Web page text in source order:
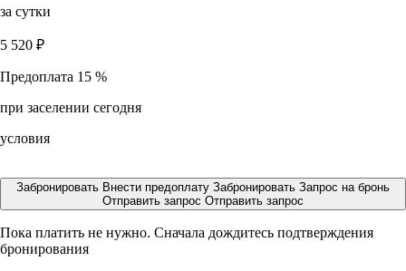
за сутки
5 520 ₽
Предоплата 15 %
при заселении сегодня
условия
Забронировать Внести предоплату Забронировать Запрос на бронь
Отправить запрос Отправить запрос
Пока платить не нужно. Сначала дождитесь подтверждения
бронирования